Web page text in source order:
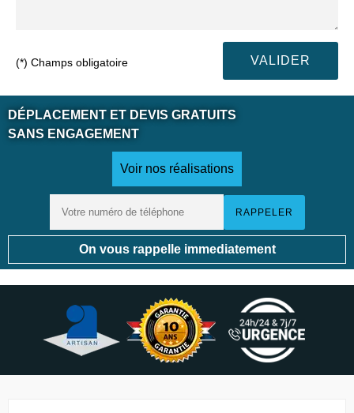
(*) Champs obligatoire
DÉPLACEMENT ET DEVIS GRATUITS
SANS ENGAGEMENT
Voir nos réalisations
On vous rappelle immediatement